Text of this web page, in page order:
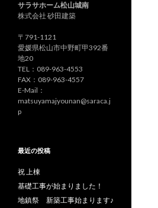
サラサホーム松山城南
株式会社 砂田建築
〒791-1121
愛媛県松山市中野町甲392番
地20
TEL：089-963-4553
FAX：089-963-4557
E-Mail：
matsuyamajyounan@saraca.j
p
最近の投稿
祝 上棟
基礎工事が始まりました！
地鎮祭 新築工事始まります♪